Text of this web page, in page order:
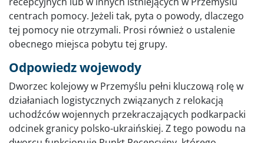
centrach pomocy. Jeżeli tak, pyta o powody, dlaczego
tej pomocy nie otrzymali. Prosi również o ustalenie
obecnego miejsca pobytu tej grupy.
Odpowiedz wojewody
Dworzec kolejowy w Przemyślu pełni kluczową rolę w
działaniach logistycznych związanych z relokacją
uchodźców wojennych przekraczających podkarpacki
odcinek granicy polsko-ukraińskiej. Z tego powodu na